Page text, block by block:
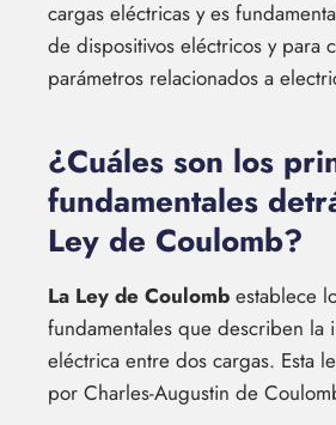
cargas eléctricas y es
de dispositivos eléctricos y para
parámetros relacionados a
¿Cuáles son los
fundamentales
Ley de Coulomb?
La Ley de Coulomb establece
fundamentales que describen la
eléctrica entre dos cargas. Esta
por Charles-Augustin de